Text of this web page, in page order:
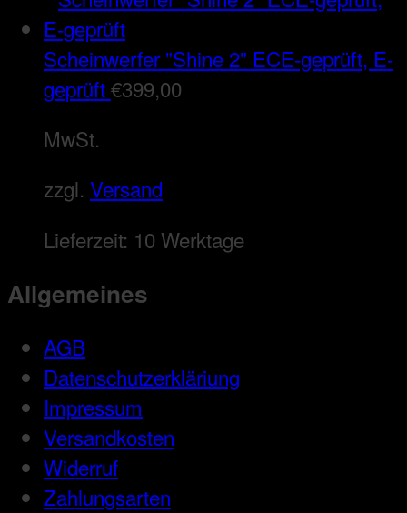
Scheinwerfer "Shine 2" ECE-geprüft, E-
geprüft€399,00
MwSt.
zzgl. Versand
Lieferzeit: 10 Werktage
Allgemeines
AGB
Datenschutzerkläriung
Impressum
Versandkosten
Widerruf
Zahlungsarten